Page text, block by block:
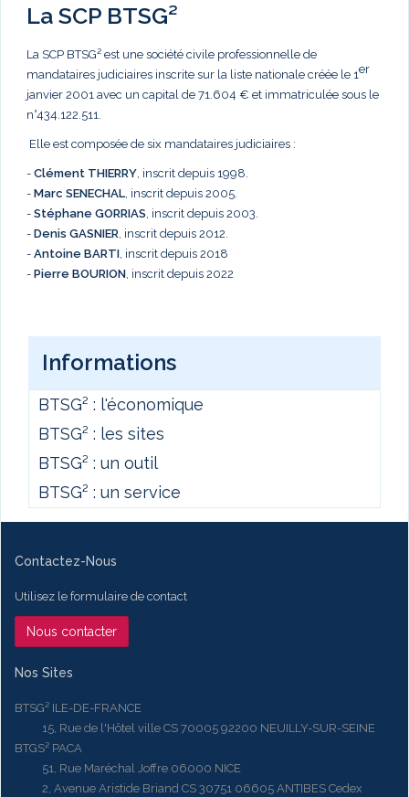
La SCP BTSG²
La SCP BTSG² est une société civile professionnelle de
mandataires judiciaires inscrite sur la liste nationale créée le 1er
janvier 2001 avec un capital de 71.604 € et immatriculée sous le
n°434.122.511.
Elle est composée de six mandataires judiciaires :
- Clément THIERRY, inscrit depuis 1998.
- Marc SENECHAL, inscrit depuis 2005.
- Stéphane GORRIAS, inscrit depuis 2003.
- Denis GASNIER, inscrit depuis 2012.
- Antoine BARTI, inscrit depuis 2018
- Pierre BOURION, inscrit depuis 2022
Informations
BTSG² : l'économique
BTSG² : les sites
BTSG² : un outil
BTSG² : un service
Contactez-Nous
Utilisez le formulaire de contact
Nous contacter
Nos Sites
BTSG² ILE-DE-FRANCE
15, Rue de l'Hôtel ville CS 70005 92200 NEUILLY-SUR-SEINE
BTGS² PACA
51, Rue Maréchal Joffre 06000 NICE
2, Avenue Aristide Briand CS 30751 06605 ANTIBES Cedex